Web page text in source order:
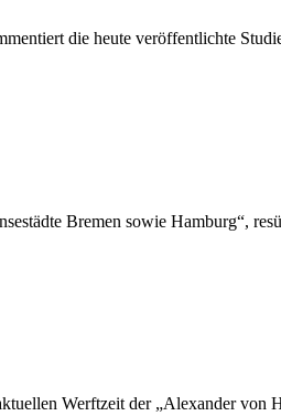
die heute veröffentlichte
Bremen sowie Hamburg“,
Werftzeit der „Alexander